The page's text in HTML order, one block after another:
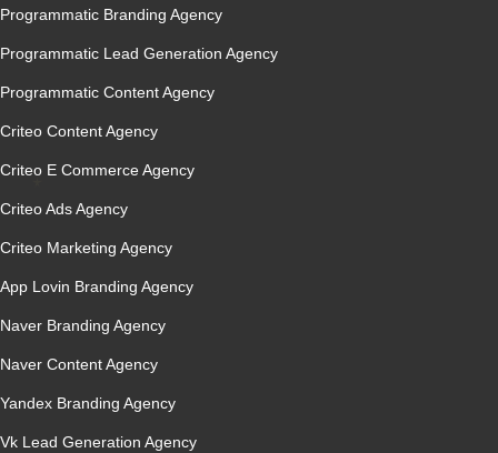
Programmatic Branding Agency
Programmatic Lead Generation Agency
Programmatic Content Agency
Criteo Content Agency
Criteo E Commerce Agency
Criteo Ads Agency
Criteo Marketing Agency
App Lovin Branding Agency
Naver Branding Agency
Naver Content Agency
Yandex Branding Agency
Vk Lead Generation Agency